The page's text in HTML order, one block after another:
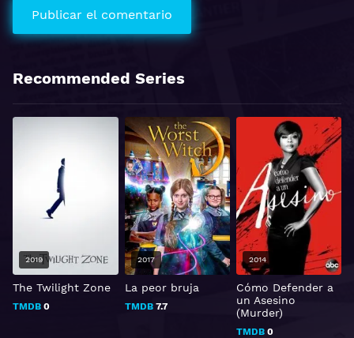
Recommended Series
The Twilight Zone
TMDB 0
2019
La peor bruja
TMDB7.7
2017
Cómo Defender a
un Asesino
(Murder)
TMDB0
2014